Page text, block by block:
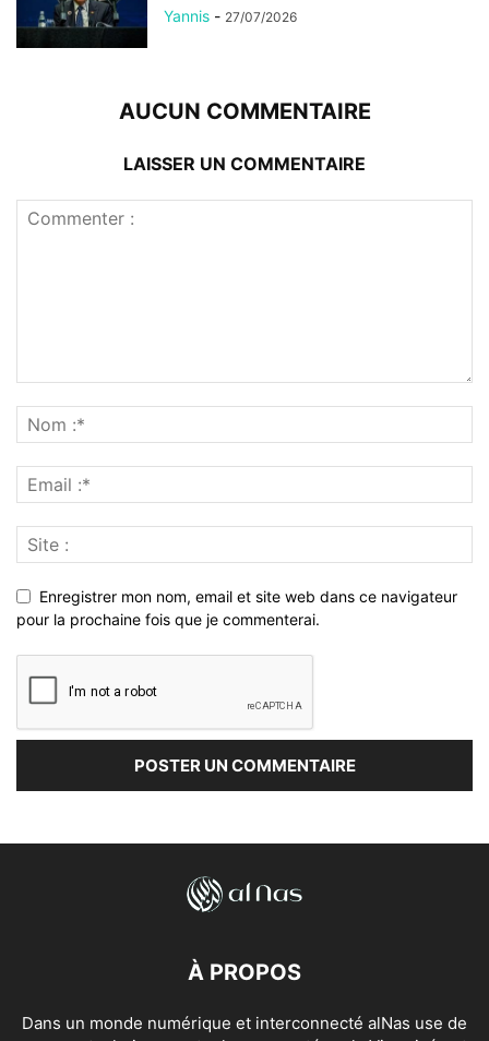
Yannis - 27/07/2026
AUCUN COMMENTAIRE
LAISSER UN COMMENTAIRE
Enregistrer mon nom, email et site web dans ce navigateur
pour la prochaine fois que je commenterai.
À PROPOS
Dans un monde numérique et interconnecté alNas use de